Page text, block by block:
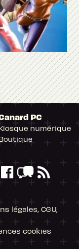
PC
numérique
légales, CGU,
cookies